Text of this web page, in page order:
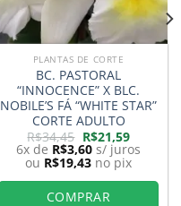
PLANTAS DE CORTE
BC. PASTORAL
“INNOCENCE” X BLC.
NOBILE’S FÁ “WHITE STAR”
CORTE ADULTO
R$34,45 O
preço
original
era:
R$34,45.
R$21,59O
preço
atual
é:
R$21,59.
6x de R$3,60 s/ juros
ou R$19,43 no pix
COMPRAR